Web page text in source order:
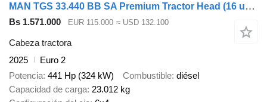
MAN TGS 33.440 BB SA Premium Tractor Head (16 units)
Bs 1.571.000 EUR 115.000 ≈ USD 132.100
Cabeza tractora
2025
Euro 2
Potencia 441 Hp (324 kW) Combustible diésel
Capacidad de carga 23.012 kg